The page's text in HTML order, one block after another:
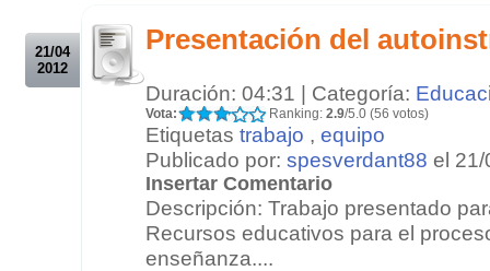
21/04
2012
Presentación del
Duración: 04:31 | Categoría:
Vota: Ranking: 2.9/5.0 (56 votos)
Etiquetas trabajo , equipo
Publicado por: spesverdant88 el
Insertar Comentario
Descripción: Trabajo presentado
Recursos educativos para el
enseñanza....